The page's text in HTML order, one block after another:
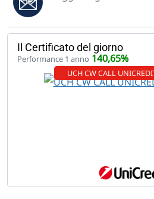
Il Certificato del giorno
Performance 1 anno 140,65%
UCH CW CALL